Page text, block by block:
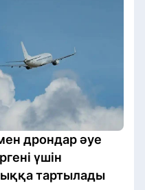
дрондар әуе
үшін
тартылады